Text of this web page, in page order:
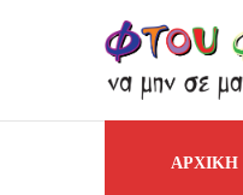
ΑΡΧΙΚΗ